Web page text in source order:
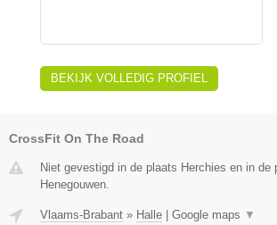
BEKIJK VOLLEDIG PROFIEL
CrossFit On The Road
Niet gevestigd in de plaats Herchies en in de
Henegouwen.
Vlaams-Brabant » Halle Google maps ▼